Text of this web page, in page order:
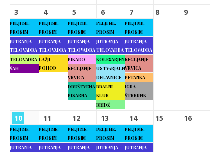
3
PELJI ME,
PROSIM
JUTRANJA
TELOVADBA
TELOVADBA
ŠAH
4
PELJI ME,
PROSIM
JUTRANJA
TELOVADBA
LAŽJI
POHOD
5
PELJI ME,
PROSIM
JUTRANJA
TELOVADBA
PIKADO
KEGLJANJE
VRVICA
DRUŠTVENA
PISARNA
6
PELJI ME,
PROSIM
JUTRANJA
TELOVADBA
KOLESARJENJE
USTVARJALNE
DELAVNICE
BRALNI
KLUB
BRIDŽ
7
PELJI ME,
PROSIM
JUTRANJA
TELOVADBA
KEGLJANJE
VRVICA
PETANKA
IGRA
ŠTRBUNK
8 9
10
PELJI ME,
PROSIM
JUTRANJA
11
PELJI ME,
PROSIM
JUTRANJA
12
PELJI ME,
PROSIM
JUTRANJA
13
PELJI ME,
PROSIM
JUTRANJA
14
PELJI ME,
PROSIM
JUTRANJA
15 16